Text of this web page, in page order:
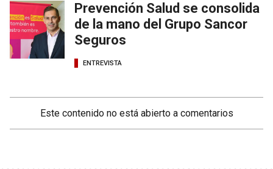
Prevención Salud se consolida
de la mano del Grupo Sancor
Seguros
ENTREVISTA
Este contenido no está abierto a comentarios